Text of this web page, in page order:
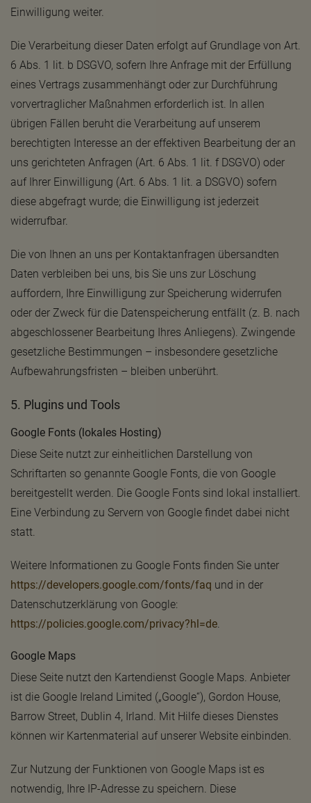
Einwilligung weiter.
Die Verarbeitung dieser Daten erfolgt auf Grundlage von Art.
6 Abs. 1 lit. b DSGVO, sofern Ihre Anfrage mit der Erfüllung
eines Vertrags zusammenhängt oder zur Durchführung
vorvertraglicher Maßnahmen erforderlich ist. In allen
übrigen Fällen beruht die Verarbeitung auf unserem
berechtigten Interesse an der effektiven Bearbeitung der an
uns gerichteten Anfragen (Art. 6 Abs. 1 lit. f DSGVO) oder
auf Ihrer Einwilligung (Art. 6 Abs. 1 lit. a DSGVO) sofern
diese abgefragt wurde; die Einwilligung ist jederzeit
widerrufbar.
Die von Ihnen an uns per Kontaktanfragen übersandten
Daten verbleiben bei uns, bis Sie uns zur Löschung
auffordern, Ihre Einwilligung zur Speicherung widerrufen
oder der Zweck für die Datenspeicherung entfällt (z. B. nach
abgeschlossener Bearbeitung Ihres Anliegens). Zwingende
gesetzliche Bestimmungen – insbesondere gesetzliche
Aufbewahrungsfristen – bleiben unberührt.
5. Plugins und Tools
Google Fonts (lokales Hosting)
Diese Seite nutzt zur einheitlichen Darstellung von
Schriftarten so genannte Google Fonts, die von Google
bereitgestellt werden. Die Google Fonts sind lokal installiert.
Eine Verbindung zu Servern von Google findet dabei nicht
statt.
Weitere Informationen zu Google Fonts finden Sie unter
https://developers.google.com/fonts/faq und in der
Datenschutzerklärung von Google:
https://policies.google.com/privacy?hl=de
Google Maps
Diese Seite nutzt den Kartendienst Google Maps. Anbieter
ist die Google Ireland Limited („Google“), Gordon House,
Barrow Street, Dublin 4, Irland. Mit Hilfe dieses Dienstes
können wir Kartenmaterial auf unserer Website einbinden.
Zur Nutzung der Funktionen von Google Maps ist es
notwendig, Ihre IP-Adresse zu speichern. Diese